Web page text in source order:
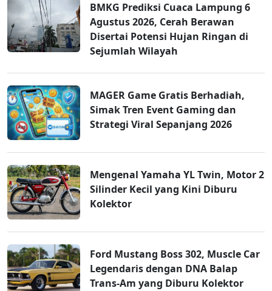
BMKG Prediksi Cuaca Lampung 6
Agustus 2026, Cerah Berawan
Disertai Potensi Hujan Ringan di
Sejumlah Wilayah
MAGER Game Gratis Berhadiah,
Simak Tren Event Gaming dan
Strategi Viral Sepanjang 2026
Mengenal Yamaha YL Twin, Motor 2
Silinder Kecil yang Kini Diburu
Kolektor
Ford Mustang Boss 302, Muscle Car
Legendaris dengan DNA Balap
Trans-Am yang Diburu Kolektor